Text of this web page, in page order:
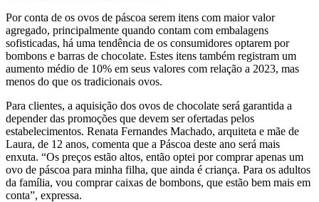
Por conta de os ovos de páscoa serem itens com maior valor
agregado, principalmente quando contam com embalagens
sofisticadas, há uma tendência de os consumidores optarem por
bombons e barras de chocolate. Estes itens também registram um
aumento médio de 10% em seus valores com relação a 2023, mas
menos do que os tradicionais ovos.
Para clientes, a aquisição dos ovos de chocolate será garantida a
depender das promoções que devem ser ofertadas pelos
estabelecimentos. Renata Fernandes Machado, arquiteta e mãe de
Laura, de 12 anos, comenta que a Páscoa deste ano será mais
enxuta. “Os preços estão altos, então optei por comprar apenas um
ovo de páscoa para minha filha, que ainda é criança. Para os adultos
da família, vou comprar caixas de bombons, que estão bem mais em
conta”, expressa.